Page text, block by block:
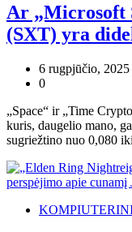
Ar „Microsoft
(SXT) yra
6 rugpjūčio, 2025
0
„Space“ ir „Time
kuris, daugelio mano,
sugriežtino nuo 0,080